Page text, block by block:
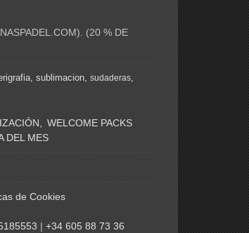
). (20 % DE
sublimacion sudaderas
WELCOME PACKS
DEL MES
de Cookies
|+34 605 88 73 36